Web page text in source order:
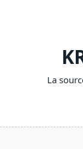
La